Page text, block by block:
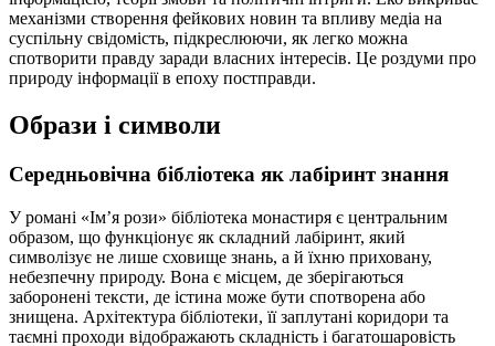
механізми створення фейкових новин та впливу медіа на
суспільну свідомість, підкреслюючи, як легко можна
спотворити правду заради власних інтересів. Це роздуми про
природу інформації в епоху постправди.
Образи і символи
Середньовічна бібліотека як лабіринт знання
У романі «Ім’я рози» бібліотека монастиря є центральним
образом, що функціонує як складний лабіринт, який
символізує не лише сховище знань, а й їхню приховану,
небезпечну природу. Вона є місцем, де зберігаються
заборонені тексти, де істина може бути спотворена або
знищена. Архітектура бібліотеки, її заплутані коридори та
таємні проходи відображають складність і багатошаровість